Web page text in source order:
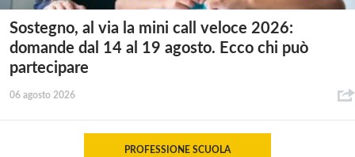
Sostegno, al via la mini call veloce 2026:
domande dal 14 al 19 agosto. Ecco chi può
partecipare
06 agosto 2026
PROFESSIONE SCUOLA